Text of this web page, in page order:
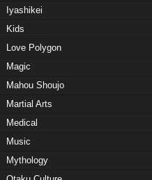
Iyashikei
Kids
Love Polygon
Magic
Mahou Shoujo
Martial Arts
Medical
Music
Mythology